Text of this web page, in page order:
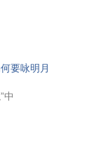
要咏明月
中